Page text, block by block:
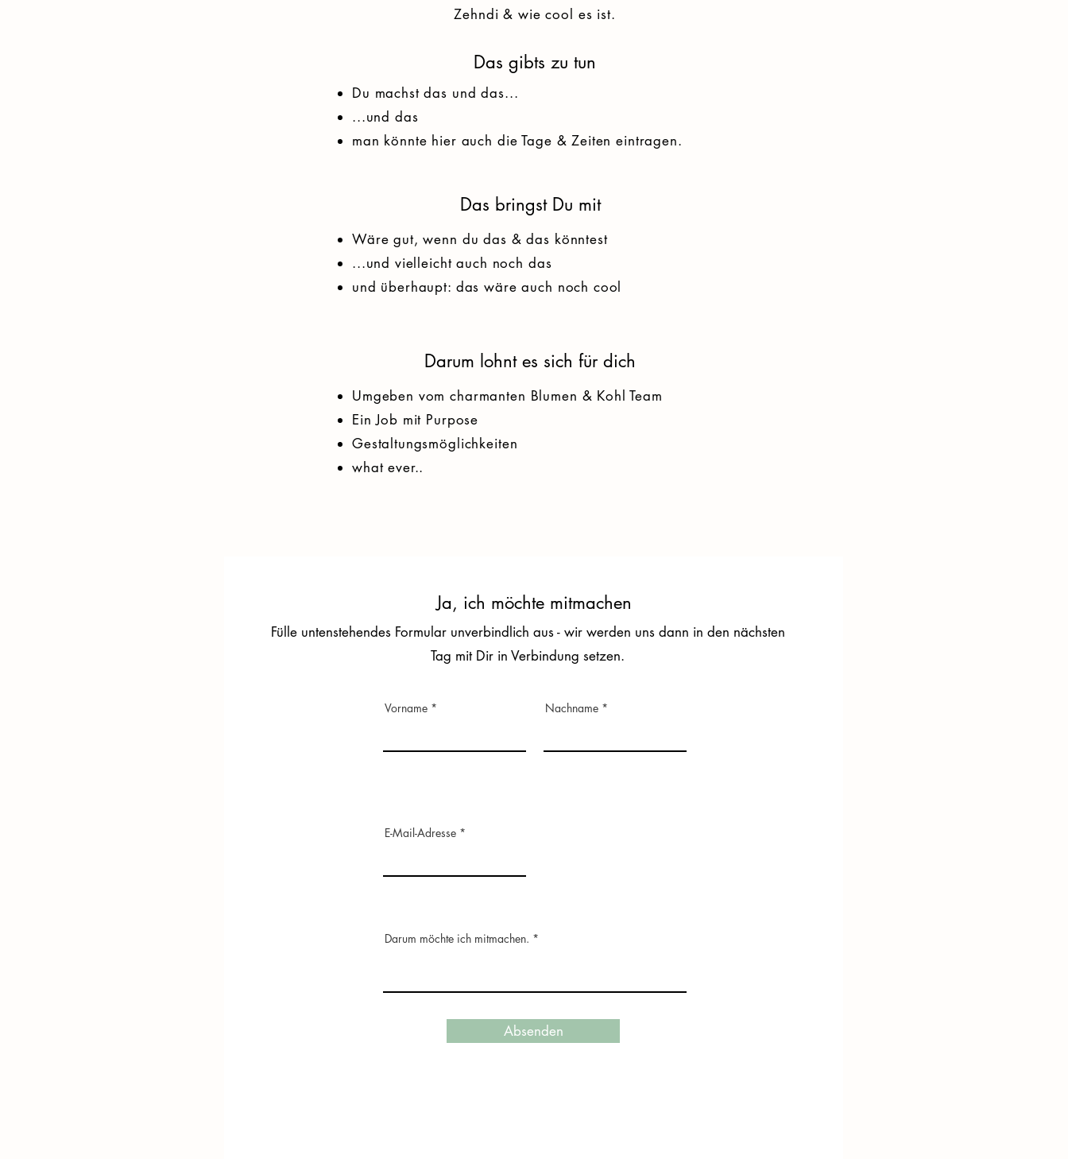
Zehndi & wie cool es ist.
Das gibts zu tun
Du machst das und das...
...und das
man könnte hier auch die Tage & Zeiten eintragen.
Das bringst Du mit
Wäre gut, wenn du das & das könntest
...und vielleicht auch noch das
und überhaupt: das wäre auch noch cool
Darum lohnt es sich für dich
Umgeben vom charmanten Blumen & Kohl Team
Ein Job mit Purpose
Gestaltungsmöglichkeiten
what ever..
Ja, ich möchte mitmachen
Fülle untenstehendes Formular unverbindlich aus - wir werden uns dann in den nächsten
Tag mit Dir in Verbindung setzen.
Vorname Nachname
E-Mail-Adresse
Darum möchte ich mitmachen.
Absenden